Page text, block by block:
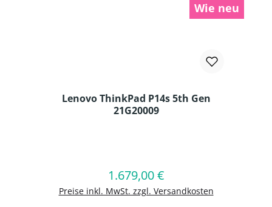
Wie neu
Lenovo ThinkPad P14s 5th Gen
21G20009
Regulärer Preis:
1.679,00 €
Preise inkl. MwSt. zzgl. Versandkosten
In den Warenkorb